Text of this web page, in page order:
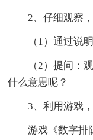
2、仔细观察
（1）通过说
（2）提问：
什么意思呢？
3、利用游戏
游戏《数字排